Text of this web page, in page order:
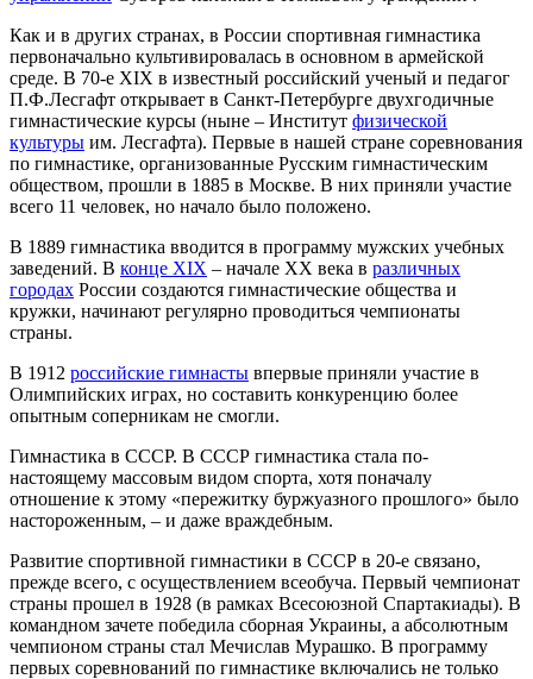
Как и в других странах, в России спортивная гимнастика
первоначально культивировалась в основном в армейской
среде. В 70-е XIX в известный российский ученый и педагог
П.Ф.Лесгафт открывает в Санкт-Петербурге двухгодичные
гимнастические курсы (ныне – Институт физической
культуры им. Лесгафта). Первые в нашей стране соревнования
по гимнастике, организованные Русским гимнастическим
обществом, прошли в 1885 в Москве. В них приняли участие
всего 11 человек, но начало было положено.
В 1889 гимнастика вводится в программу мужских учебных
заведений. В конце XIX – начале XX века в различных
городах России создаются гимнастические общества и
кружки, начинают регулярно проводиться чемпионаты
страны.
В 1912 российские гимнасты впервые приняли участие в
Олимпийских играх, но составить конкуренцию более
опытным соперникам не смогли.
Гимнастика в СССР. В СССР гимнастика стала по-
настоящему массовым видом спорта, хотя поначалу
отношение к этому «пережитку буржуазного прошлого» было
настороженным, – и даже враждебным.
Развитие спортивной гимнастики в СССР в 20-е связано,
прежде всего, с осуществлением всеобуча. Первый чемпионат
страны прошел в 1928 (в рамках Всесоюзной Спартакиады). В
командном зачете победила сборная Украины, а абсолютным
чемпионом страны стал Мечислав Мурашко. В программу
первых соревнований по гимнастике включались не только